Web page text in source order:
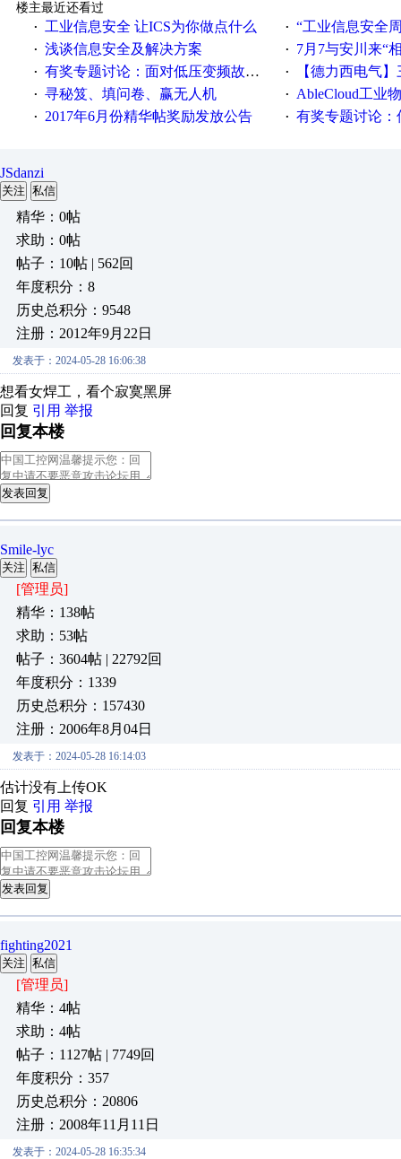
楼主最近还看过
·
工业信息安全 让ICS为你做点什么 · “工业信息安全周之我见”
· 浅谈信息安全及解决方案 · 7月7与安川来“
· 有奖专题讨论：面对低压变频故障，老手是这样解决的！ · 【德力西电气】三
· 寻秘笈、填问卷、赢无人机 · AbleCloud工业物联
· 2017年6月份精华帖奖励发放公告 · 有奖专题讨论：伺服选择
JSdanzi
关注 私信
精华：0帖
求助：0帖
帖子：10帖 | 562回
年度积分：8
历史总积分：9548
注册：2012年9月22日
发表于：2024-05-28 16:06:38
想看女焊工，看个寂寞黑屏
回复 引用 举报
回复本楼
发表回复
Smile-lyc
关注 私信
[管理员]
精华：138帖
求助：53帖
帖子：3604帖 | 22792回
年度积分：1339
历史总积分：157430
注册：2006年8月04日
发表于：2024-05-28 16:14:03
估计没有上传OK
回复 引用 举报
回复本楼
发表回复
fighting2021
关注 私信
[管理员]
精华：4帖
求助：4帖
帖子：1127帖 | 7749回
年度积分：357
历史总积分：20806
注册：2008年11月11日
发表于：2024-05-28 16:35:34